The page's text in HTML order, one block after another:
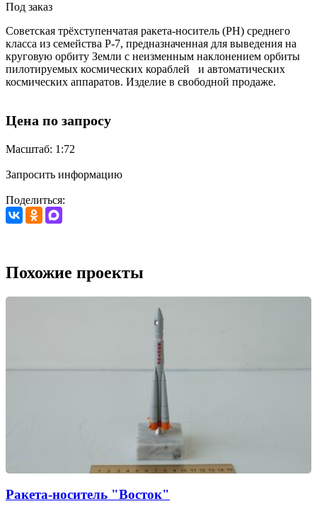
Под заказ
Советская трёхступенчатая ракета-носитель (РН) среднего
класса из семейства Р-7, предназначенная для выведения на
круговую орбиту Земли с неизменным наклонением орбиты
пилотируемых космических кораблей и автоматических
космических аппаратов. Изделие в свободной продаже.
Цена по запросу
Масштаб: 1:72
Запросить информацию
Поделиться:
Похожие проекты
Ракета-носитель "Восток"